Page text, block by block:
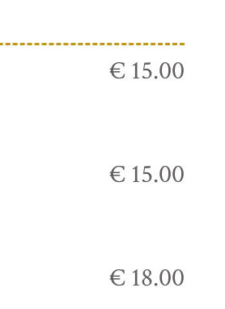
€ 15.00
€ 15.00
€ 18.00